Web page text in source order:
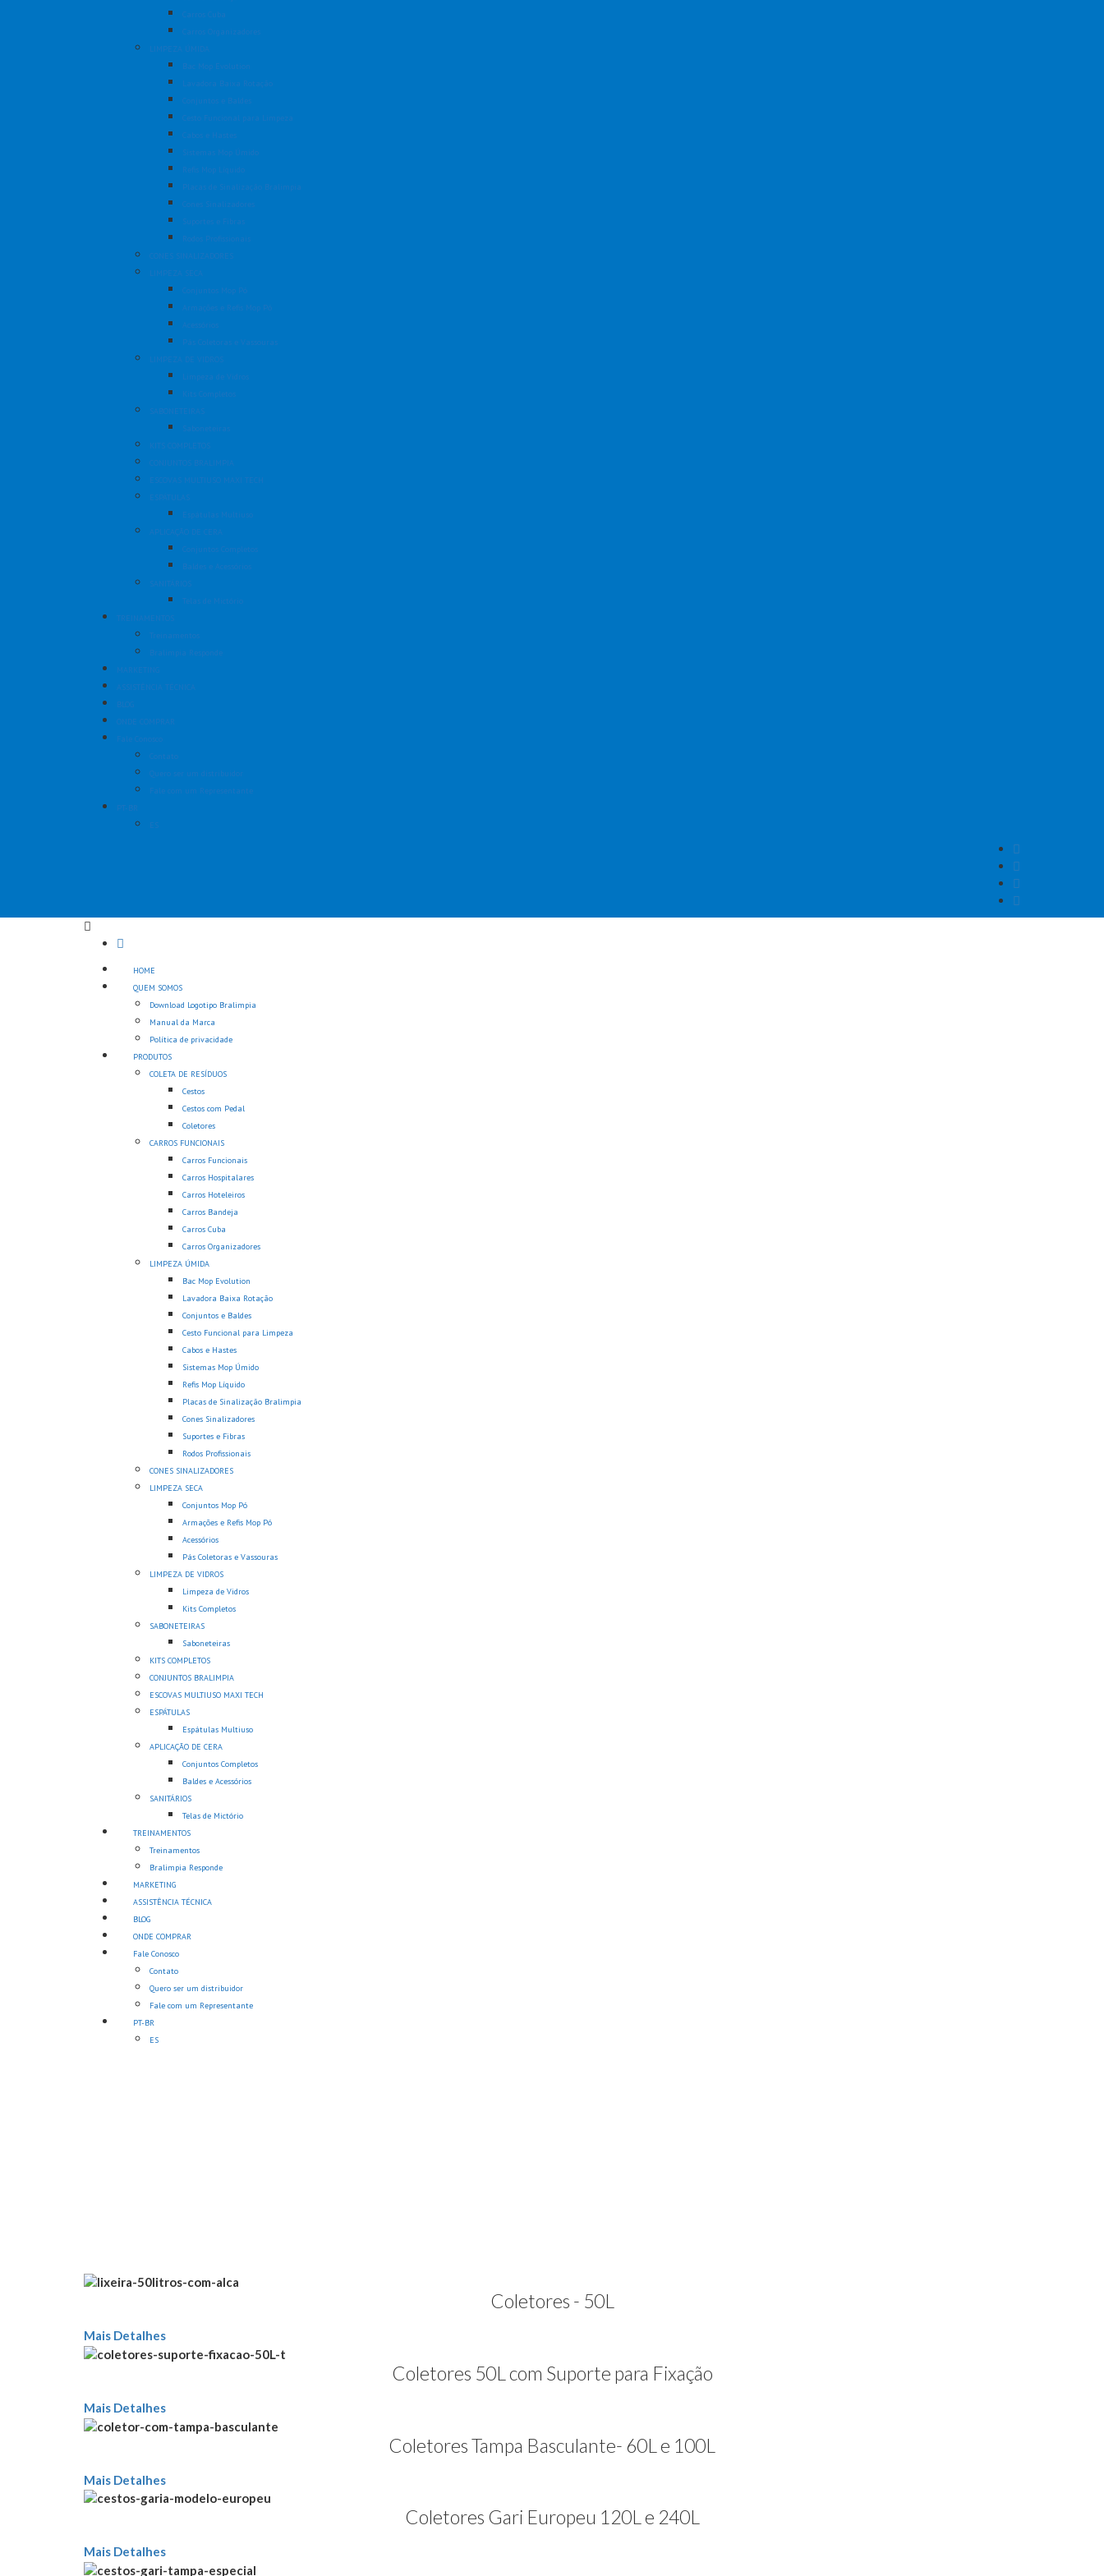
Carros Cuba
Carros Organizadores
LIMPEZA ÚMIDA
Bac Mop Evolution
Lavadora Baixa Rotação
Conjuntos e Baldes
Cesto Funcional para Limpeza
Cabos e Hastes
Sistemas Mop Úmido
Refis Mop Líquido
Placas de Sinalização Bralimpia
Cones Sinalizadores
Suportes e Fibras
Rodos Profissionais
CONES SINALIZADORES
LIMPEZA SECA
Conjuntos Mop Pó
Armações e Refis Mop Pó
Acessórios
Pás Coletoras e Vassouras
LIMPEZA DE VIDROS
Limpeza de Vidros
Kits Completos
SABONETEIRAS
Saboneteiras
KITS COMPLETOS
CONJUNTOS BRALIMPIA
ESCOVAS MULTIUSO MAXI TECH
ESPÁTULAS
Espátulas Multiuso
APLICAÇÃO DE CERA
Conjuntos Completos
Baldes e Acessórios
SANITÁRIOS
Telas de Mictório
TREINAMENTOS
Treinamentos
Bralimpia Responde
MARKETING
ASSISTÊNCIA TÉCNICA
BLOG
ONDE COMPRAR
Fale Conosco
Contato
Quero ser um distribuidor
Fale com um Representante
PT-BR
ES
HOME
QUEM SOMOS
Download Logotipo Bralimpia
Manual da Marca
Política de privacidade
PRODUTOS
COLETA DE RESÍDUOS
Cestos
Cestos com Pedal
Coletores
CARROS FUNCIONAIS
Carros Funcionais
Carros Hospitalares
Carros Hoteleiros
Carros Bandeja
Carros Cuba
Carros Organizadores
LIMPEZA ÚMIDA
Bac Mop Evolution
Lavadora Baixa Rotação
Conjuntos e Baldes
Cesto Funcional para Limpeza
Cabos e Hastes
Sistemas Mop Úmido
Refis Mop Líquido
Placas de Sinalização Bralimpia
Cones Sinalizadores
Suportes e Fibras
Rodos Profissionais
CONES SINALIZADORES
LIMPEZA SECA
Conjuntos Mop Pó
Armações e Refis Mop Pó
Acessórios
Pás Coletoras e Vassouras
LIMPEZA DE VIDROS
Limpeza de Vidros
Kits Completos
SABONETEIRAS
Saboneteiras
KITS COMPLETOS
CONJUNTOS BRALIMPIA
ESCOVAS MULTIUSO MAXI TECH
ESPÁTULAS
Espátulas Multiuso
APLICAÇÃO DE CERA
Conjuntos Completos
Baldes e Acessórios
SANITÁRIOS
Telas de Mictório
TREINAMENTOS
Treinamentos
Bralimpia Responde
MARKETING
ASSISTÊNCIA TÉCNICA
BLOG
ONDE COMPRAR
Fale Conosco
Contato
Quero ser um distribuidor
Fale com um Representante
PT-BR
ES
Coletores - 50L
Mais Detalhes
Coletores 50L com Suporte para Fixação
Mais Detalhes
Coletores Tampa Basculante- 60L e 100L
Mais Detalhes
Coletores Gari Europeu 120L e 240L
Mais Detalhes